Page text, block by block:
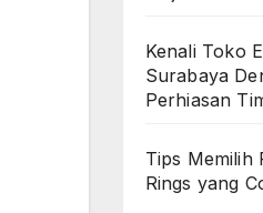
Kenali Toko
Surabaya
Perhiasan
Tips Memilih
Rings yang